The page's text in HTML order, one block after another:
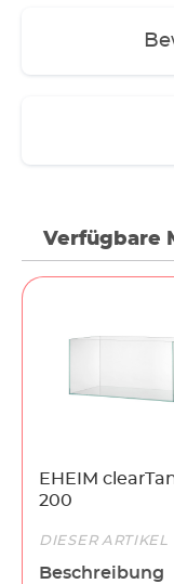
Verfügbare
EHEIM
200
DIESER ARTIKEL
Beschreibung